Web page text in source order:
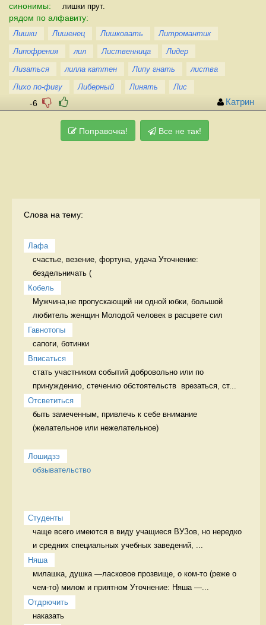
синонимы: лишки прут.
рядом по алфавиту:
Лишки Лишенец Лишковать
Литромантик
Липофрения
лил Лиственница
Лидер
Лизаться
лилла каттен Липу гнать
листва
Лихо по-фигу
Либерный Линять Лис
-6 Катрин
Поправочка! Все не так!
Слова на тему:
Лафа
счастье, везение, фортуна, удача Уточнение:
бездельничать (
Кобель
Мужчина,не пропускающий ни одной юбки, большой
любитель женщин Молодой человек в расцвете сил
Гавнотопы
сапоги, ботинки
Вписаться
стать участником событий добровольно или по
принуждению, стечению обстоятельств  врезаться, ст...
Отсветиться
быть замеченным, привлечь к себе внимание
(желательное или нежелательное)
Лошидзэ
обзывательство
Студенты
чаще всего имеются в виду учащиеся ВУЗов, но нередко
и средних специальных учебных заведений, ...
Няша
милашка, душка —ласковое прозвище, о ком-то (реже о
чем-то) милом и приятном Уточнение: Няша —...
Отдрючить
наказать